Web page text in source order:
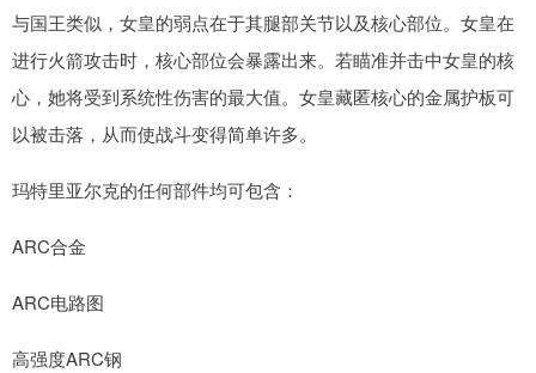
与国王类似，女皇的弱点在于其腿部关节以及核心部位。女皇在
进行火箭攻击时，核心部位会暴露出来。若瞄准并击中女皇的核
心，她将受到系统性伤害的最大值。女皇藏匿核心的金属护板可
以被击落，从而使战斗变得简单许多。
玛特里亚尔克的任何部件均可包含：
ARC合金
ARC电路图
高强度ARC钢